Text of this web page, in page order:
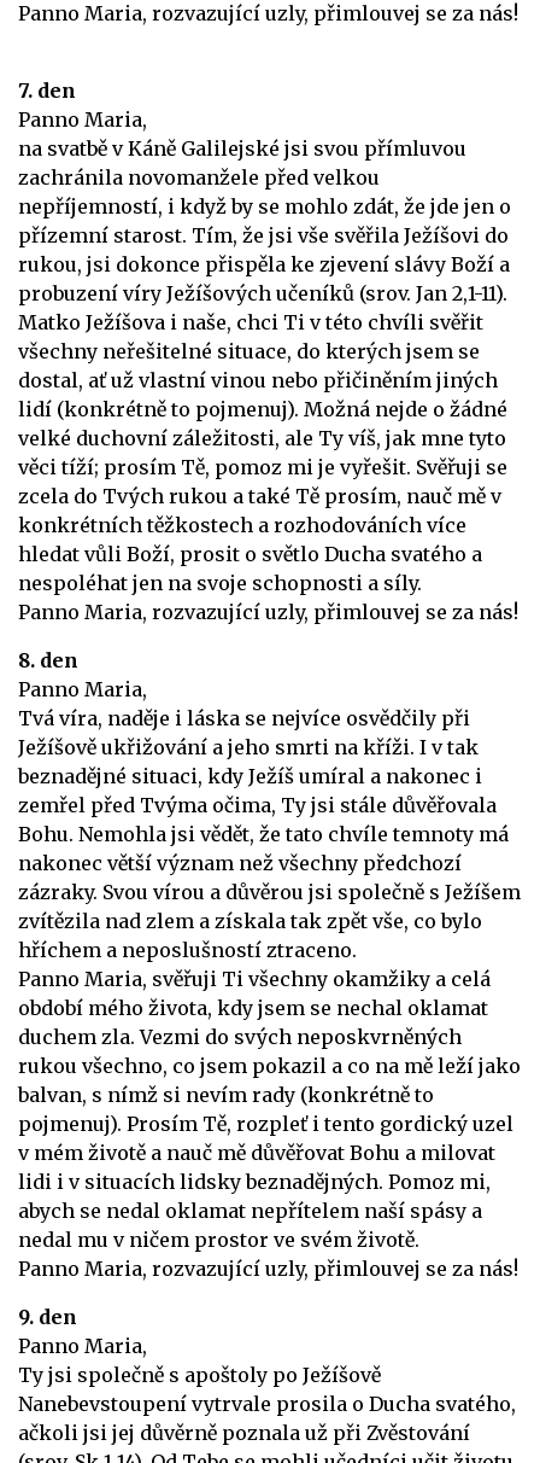
Panno Maria, rozvazující uzly, přimlouvej se za nás!
7. den
Panno Maria,
na svatbě v Káně Galilejské jsi svou přímluvou
zachránila novomanžele před velkou
nepříjemností, i když by se mohlo zdát, že jde jen o
přízemní starost. Tím, že jsi vše svěřila Ježíšovi do
rukou, jsi dokonce přispěla ke zjevení slávy Boží a
probuzení víry Ježíšových učeníků (srov. Jan 2,1-11).
Matko Ježíšova i naše, chci Ti v této chvíli svěřit
všechny neřešitelné situace, do kterých jsem se
dostal, ať už vlastní vinou nebo přičiněním jiných
lidí (konkrétně to pojmenuj). Možná nejde o žádné
velké duchovní záležitosti, ale Ty víš, jak mne tyto
věci tíží; prosím Tě, pomoz mi je vyřešit. Svěřuji se
zcela do Tvých rukou a také Tě prosím, nauč mě v
konkrétních těžkostech a rozhodováních více
hledat vůli Boží, prosit o světlo Ducha svatého a
nespoléhat jen na svoje schopnosti a síly.
Panno Maria, rozvazující uzly, přimlouvej se za nás!
8. den
Panno Maria,
Tvá víra, naděje i láska se nejvíce osvědčily při
Ježíšově ukřižování a jeho smrti na kříži. I v tak
beznadějné situaci, kdy Ježíš umíral a nakonec i
zemřel před Tvýma očima, Ty jsi stále důvěřovala
Bohu. Nemohla jsi vědět, že tato chvíle temnoty má
nakonec větší význam než všechny předchozí
zázraky. Svou vírou a důvěrou jsi společně s Ježíšem
zvítězila nad zlem a získala tak zpět vše, co bylo
hříchem a neposlušností ztraceno.
Panno Maria, svěřuji Ti všechny okamžiky a celá
období mého života, kdy jsem se nechal oklamat
duchem zla. Vezmi do svých neposkvrněných
rukou všechno, co jsem pokazil a co na mě leží jako
balvan, s nímž si nevím rady (konkrétně to
pojmenuj). Prosím Tě, rozpleť i tento gordický uzel
v mém životě a nauč mě důvěřovat Bohu a milovat
lidi i v situacích lidsky beznadějných. Pomoz mi,
abych se nedal oklamat nepřítelem naší spásy a
nedal mu v ničem prostor ve svém životě.
Panno Maria, rozvazující uzly, přimlouvej se za nás!
9. den
Panno Maria,
Ty jsi společně s apoštoly po Ježíšově
Nanebevstoupení vytrvale prosila o Ducha svatého,
ačkoli jsi jej důvěrně poznala už při Zvěstování